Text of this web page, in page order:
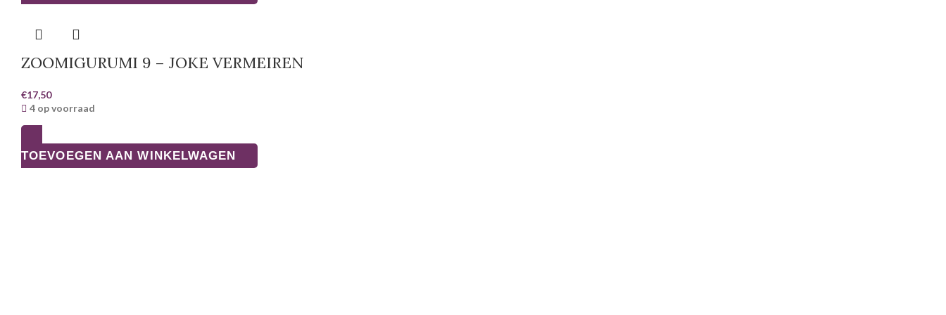
ZOOMIGURUMI 9 – JOKE VERMEIREN
€17,50
4 op voorraad
TOEVOEGEN AAN WINKELWAGEN